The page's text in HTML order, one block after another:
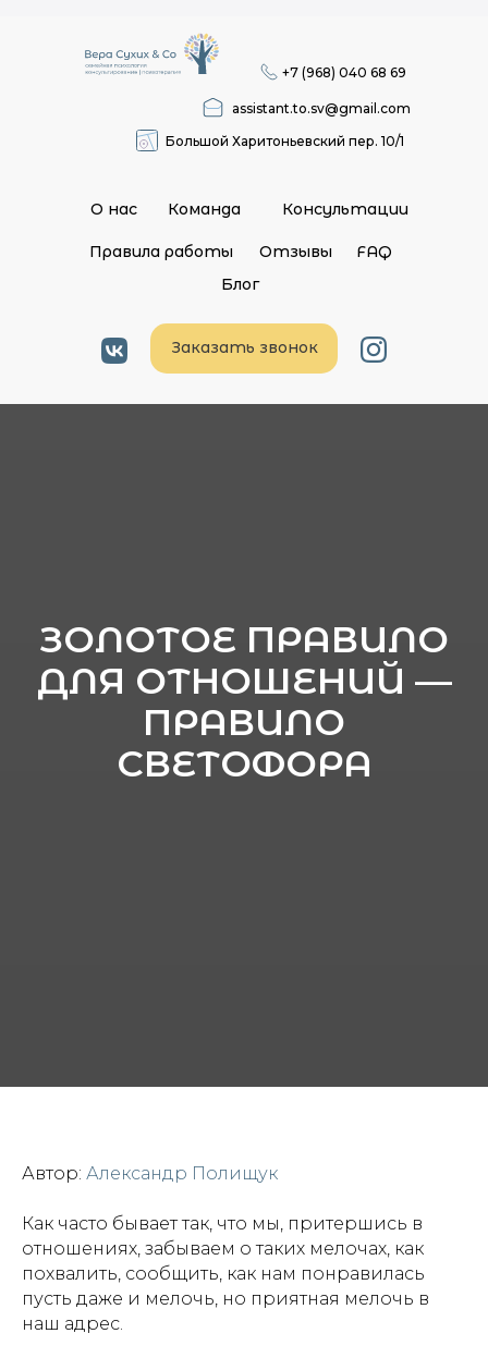
О нас Консультации
Правила работы Отзывы FAQ
Заказать звонок
Блог
Команда
Большой Харитоньевский пер. 10/1
+7 (968) 040 68 69
assistant.to.sv@gmail.com
ЗОЛОТОЕ ПРАВИЛО
ДЛЯ ОТНОШЕНИЙ —
ПРАВИЛО
СВЕТОФОРА
Автор: Александр Полищук
Как часто бывает так, что мы, притершись в
отношениях, забываем о таких мелочах, как
похвалить, сообщить, как нам понравилась
пусть даже и мелочь, но приятная мелочь в
наш адрес.